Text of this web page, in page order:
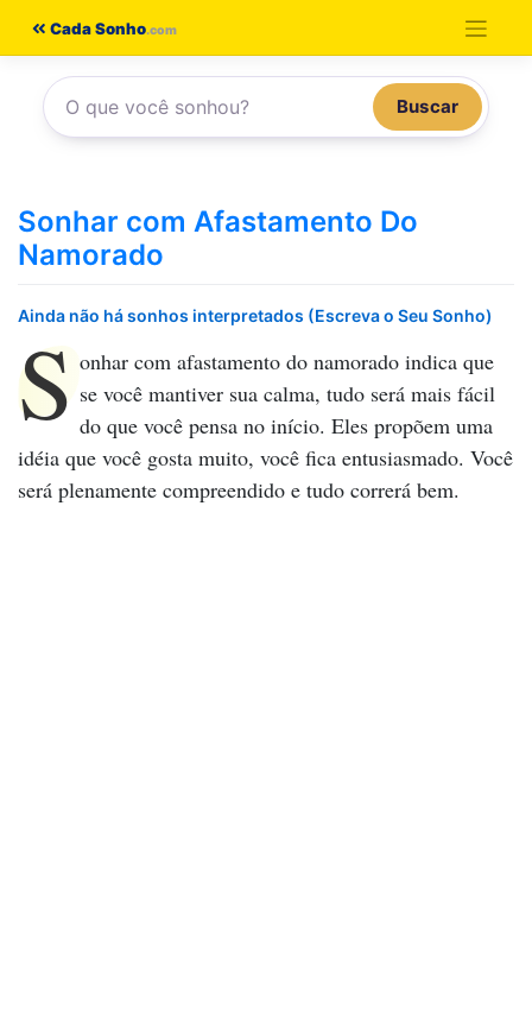
conteúdo
Cada Sonho
Buscar
Sonhar com Afastamento Do
Namorado
Ainda não há sonhos interpretados (Escreva o Seu Sonho)
S onhar com afastamento do namorado indica que
se você mantiver sua calma, tudo será mais fácil
do que você pensa no início. Eles propõem uma
idéia que você gosta muito, você fica entusiasmado. Você
será plenamente compreendido e tudo correrá bem.